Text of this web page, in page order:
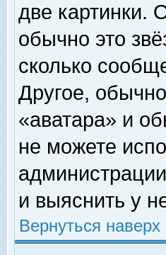
две картинки.
обычно это
сколько
Другое,
«аватара» и
не можете
и выяснить у
Вернуться наверх